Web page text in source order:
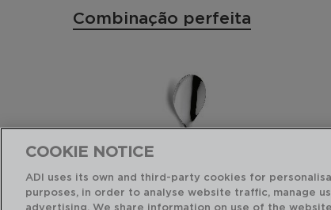
Combinação perfeita
COOKIE NOTICE
ADI uses its own and third-party cookies for
purposes, in order to analyse website traffic, manage